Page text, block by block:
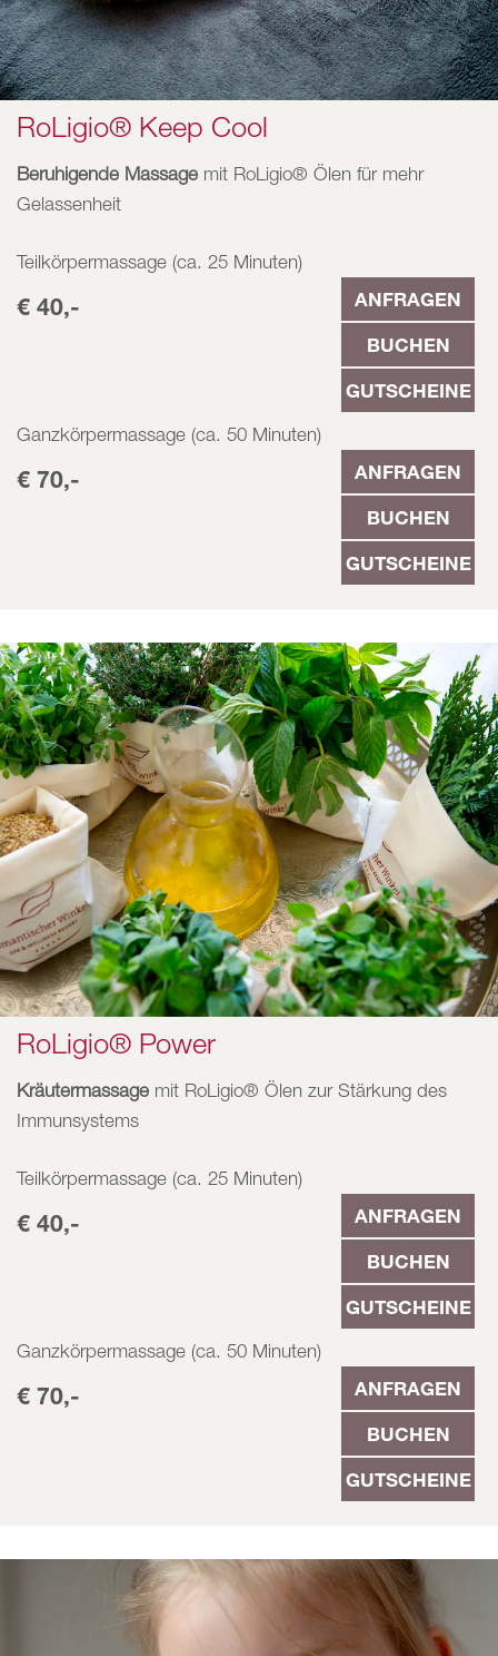
RoLigio® Keep Cool
Beruhigende Massage mit RoLigio® Ölen für mehr
Gelassenheit
Teilkörpermassage (ca. 25 Minuten)
€ 40,-
ANFRAGEN
BUCHEN
GUTSCHEINE
Ganzkörpermassage (ca. 50 Minuten)
€ 70,-
ANFRAGEN
BUCHEN
GUTSCHEINE
RoLigio® Power
Kräutermassage mit RoLigio® Ölen zur Stärkung des
Immunsystems
Teilkörpermassage (ca. 25 Minuten)
€ 40,-
ANFRAGEN
BUCHEN
GUTSCHEINE
Ganzkörpermassage (ca. 50 Minuten)
€ 70,-
ANFRAGEN
BUCHEN
GUTSCHEINE